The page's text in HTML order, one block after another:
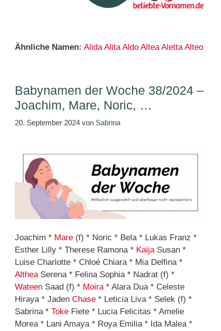
Ähnliche Namen: Alida Alita Aldo Altea Aletta Alteo
Babynamen der Woche 38/2024 –
Joachim, Mare, Noric, …
20. September 2024 von Sabrina
Joachim * Mare (f) * Noric * Bela * Lukas Franz *
Esther Lilly * Therese Ramona * KaijaSusan *
Luise Charlotte * Chloé Chiara * Mia Delfina *
AltheaSerena * Felina Sophia * Nadrat (f) *
Wateen Saad (f) * Moira* Alara Dua * Celeste
Hiraya * Jaden Chase * Leticia Liva * Selek (f) *
Sabrina * Toke Fiete * Lucia Felicitas * Amelie
Morea * Lani Amaya * Roya Emilia * Ida Malea *